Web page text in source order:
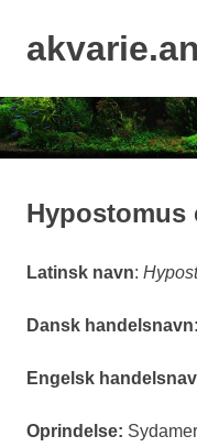
content
Hypostomus
Latinsk navn:
Dansk handelsnavn:
Engelsk
Oprindelse: